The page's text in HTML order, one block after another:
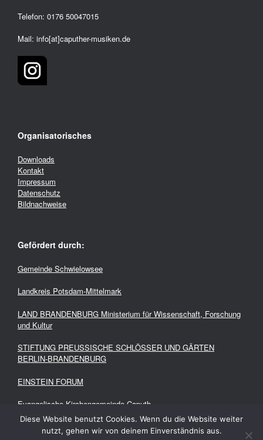
Telefon: 0176 50047015
Mail: info[at]caputher-musiken.de
Organisatorisches
Downloads
Kontakt
Impressum
Datenschutz
Bildnachweise
Gefördert durch:
Gemeinde Schwielowsee
Landkreis Potsdam-Mittelmark
LAND BRANDENBURG Ministerium für Wissenschaft, Forschung
und Kultur
STIFTUNG PREUSSISCHE SCHLÖSSER UND GÄRTEN
BERLIN-BRANDENBURG
EINSTEIN FORUM
Evangelische Kirchengemeinde Caputh
Diese Website benutzt Cookies. Wenn du die Website weiter
nutzt, gehen wir von deinem Einverständnis aus.